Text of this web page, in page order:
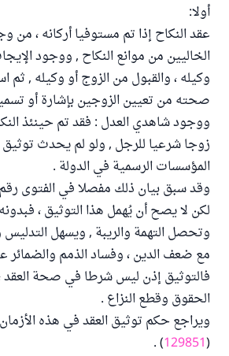
أولا:
عقد النكاح إذا تم مستوفيا أركانه ، من
الخاليين من موانع النكاح , ووجود
وكيله ، والقبول من الزوج أو وكيله ,
صحته من تعيين الزوجين بإشارة أو
ووجود شاهدي العدل : فقد تم حينئذ
زوجا شرعيا للرجل , ولو لم يحدث توثيق
المؤسسات الرسمية في الدولة .
وقد سبق بيان ذلك مفصلا في الفتوى
لكن لا يصح أن يُهمل هذا التوثيق ،
وتحصل التهمة والريبة , ويسهل
مع ضعف الدين ، وفساد الذمم والضمائر
فالتوثيق إذن ليس شرطا في صحة العقد
الحقوق وقطع النزاع .
ويراجع حكم توثيق العقد في هذه
(
129851
) .